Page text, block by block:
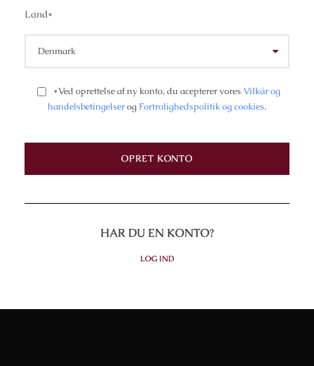
Land*
*Ved oprettelse af ny konto, du acepterer vores Vilkår og
handelsbetingelserog Fortrolighedspolitik og cookies.
HAR DU EN KONTO?
LOG IND